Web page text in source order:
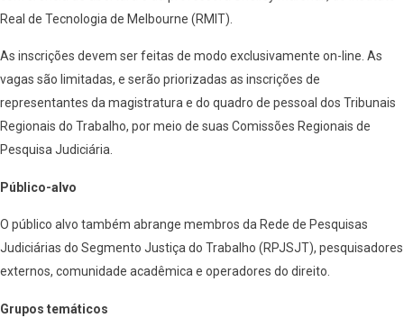
Real de Tecnologia de Melbourne (RMIT).
As inscrições devem ser feitas de modo exclusivamente on-line. As
vagas são limitadas, e serão priorizadas as inscrições de
representantes da magistratura e do quadro de pessoal dos Tribunais
Regionais do Trabalho, por meio de suas Comissões Regionais de
Pesquisa Judiciária.
Público-alvo
O público alvo também abrange membros da Rede de Pesquisas
Judiciárias do Segmento Justiça do Trabalho (RPJSJT), pesquisadores
externos, comunidade acadêmica e operadores do direito.
Grupos temáticos